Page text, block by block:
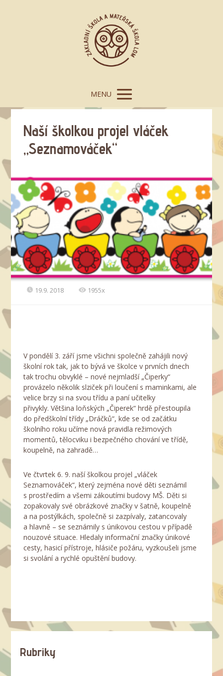
MENU
Naší školkou projel vláček
„Seznamováček“
19.9. 2018 1955x
V pondělí 3. září jsme všichni společně zahájili nový
školní rok tak, jak to bývá ve školce v prvních dnech
tak trochu obvyklé – nové nejmladší „Čiperky“
provázelo několik slziček při loučení s maminkami, ale
velice brzy si na svou třídu a paní učitelky
přivykly. Většina loňských „Čiperek“ hrdě přestoupila
do předškolní třídy „Dráčků“, kde se od začátku
školního roku učíme nová pravidla režimových
momentů, tělocviku i bezpečného chování ve třídě,
koupelně, na zahradě…
Ve čtvrtek 6. 9. naší školkou projel „vláček
Seznamováček“, který zejména nové děti seznámil
s prostředím a všemi zákoutími budovy MŠ. Děti si
zopakovaly své obrázkové značky v šatně, koupelně
a na postýlkách, společně si zazpívaly, zatancovaly
a hlavně – se seznámily s únikovou cestou v případě
nouzové situace. Hledaly informační značky únikové
cesty, hasicí přístroje, hlásiče požáru, vyzkoušeli jsme
si svolání a rychlé opuštění budovy.
Rubriky